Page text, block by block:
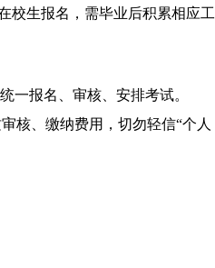
校生报名，需毕业后积累相应工
一报名、审核、安排考试。
核、缴纳费用，切勿轻信“个人